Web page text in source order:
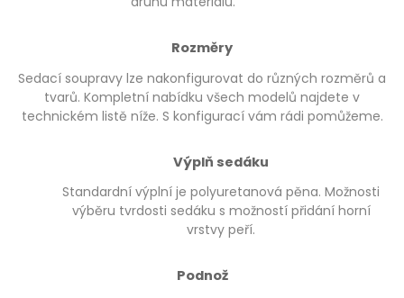
Rozměry
Sedací soupravy lze nakonfigurovat do různých rozměrů a
tvarů. Kompletní nabídku všech modelů najdete v
technickém listě níže. S konfigurací vám rádi pomůžeme.
Výplň sedáku
Standardní výplní je polyuretanová pěna. Možnosti
výběru tvrdosti sedáku s možností přidání horní
vrstvy peří.
Podnož